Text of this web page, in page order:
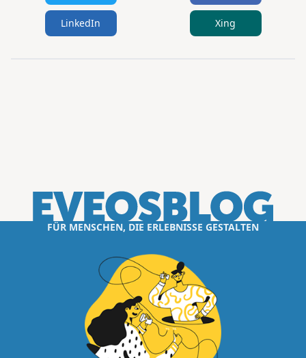
LinkedIn Xing
FÜR MENSCHEN, DIE ERLEBNISSE GESTALTEN